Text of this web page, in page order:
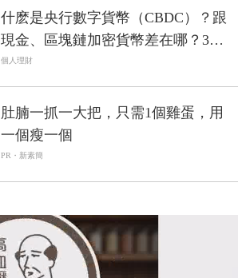
什麽是央行數字貨幣（CBDC）？跟
現金、區塊鏈加密貨幣差在哪？3分
鐘看懂CBDC是什麽
個人理財
肚腩一抓一大把，只需1個雞蛋，用
一個瘦一個
PR・新素簡